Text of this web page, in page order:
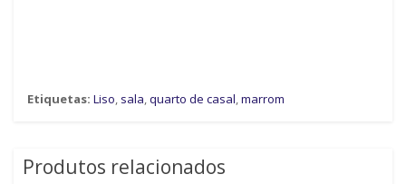
Etiquetas: Liso, sala,quarto de casal,marrom
Produtos relacionados